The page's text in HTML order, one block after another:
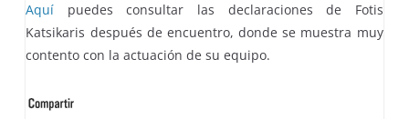
Aquí puedes consultar las declaraciones de Fotis
Katsikaris después de encuentro, donde se muestra muy
contento con la actuación de su equipo.